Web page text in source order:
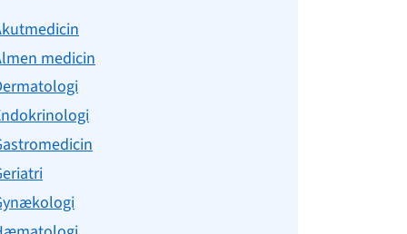
medicin